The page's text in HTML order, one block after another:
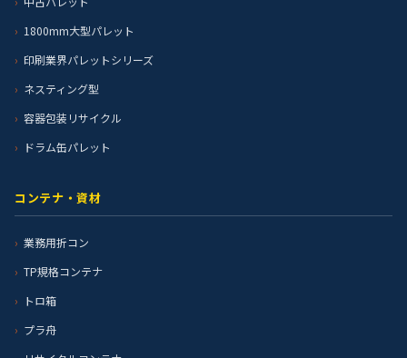
1800mm大型パレット
印刷業界パレットシリーズ
ネスティング型
容器包装リサイクル
ドラム缶パレット
コンテナ・資材
業務用折コン
TP規格コンテナ
トロ箱
プラ舟